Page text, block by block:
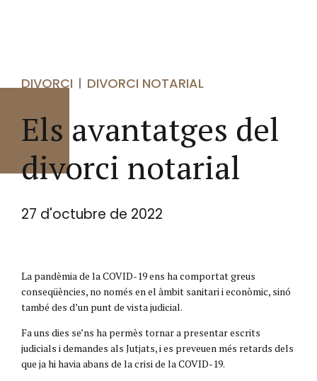
DIVORCI DIVORCI NOTARIAL
Els avantatges del
divorci notarial
27 d'octubre de 2022
La pandèmia de la COVID-19 ens ha comportat greus
conseqüències, no només en el àmbit sanitari i econòmic, sinó
també des d’un punt de vista judicial.
Fa uns dies se’ns ha permès tornar a presentar escrits
judicials i demandes als Jutjats, i es preveuen més retards dels
que ja hi havia abans de la crisi de la COVID-19.